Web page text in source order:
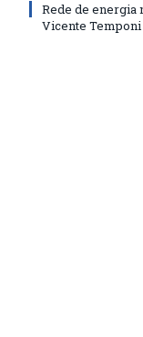
Rede de energia
Vicente Temponi